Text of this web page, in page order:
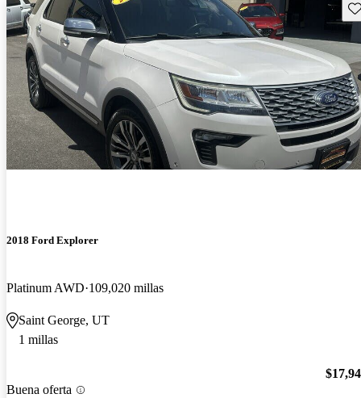
2018 Ford Explorer
Platinum AWD 109,020 millas
Saint George, UT
1 millas
Buena oferta